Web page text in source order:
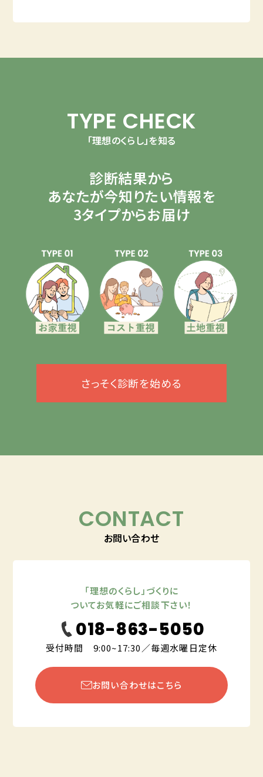
TYPE CHECK
「理想のくらし」を知る
診断結果から
あなたが今知りたい情報を
3タイプからお届け
さっそく診断を始める
CONTACT
お問い合わせ
「理想のくらし」づくりに
ついてお気軽にご相談下さい！
018-863-5050
受付時間 9:00~17:30／毎週水曜日定休
お問い合わせはこちら